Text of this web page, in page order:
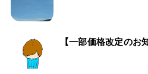
【一部価格改定の